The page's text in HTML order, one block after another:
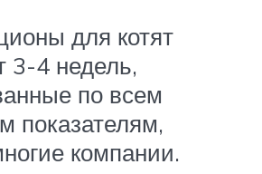
для котят
3-4 недель,
по всем
показателям,
компании.